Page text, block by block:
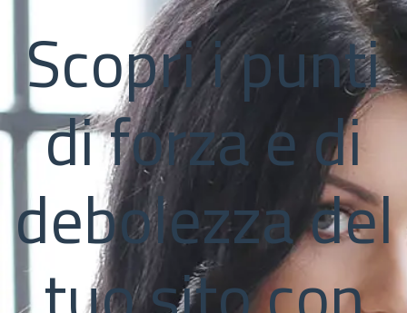
Scopri i punti
di forza e di
debolezza del